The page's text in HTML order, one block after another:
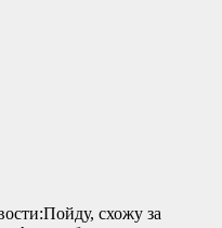
схожу за